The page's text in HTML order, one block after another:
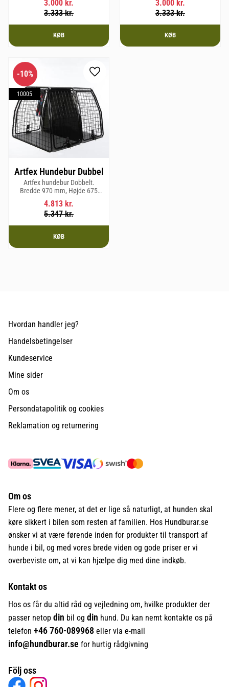
3.000 kr.
3.333kr.
KØB
mm og vægt 20,1 kg.
3.000 kr.
3.333kr.
KØB
Artfex Hundebur Dubbel
Artfex hundebur Dobbelt.
Bredde 970 mm, Højde 675
mm, Dybde 830 mm og vægt 31
kg.
4.813 kr.
5.347kr.
10%
10005
Gem som favorit
KØB
Hvordan handler jeg?
Handelsbetingelser
Kundeservice
Mine sider
Om os
Persondatapolitik og cookies
Reklamation og returnering
Om os
Flere og flere mener, at det er lige så naturligt, at hunden skal
køre sikkert i bilen som resten af familien. Hos Hundburar.se
ønsker vi at være førende inden for produkter til transport af
hunde i bil, og med vores brede viden og gode priser er vi
overbeviste om, at vi kan hjælpe dig med dine indkøb.
Kontakt os
Hos os får du altid råd og vejledning om, hvilke produkter der
passer netop din bil og din hund. Du kan nemt kontakte os på
telefon +46760-089968 eller via e-mail
info@hundburar.se for hurtig rådgivning
Följ oss